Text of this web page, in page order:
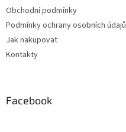
Obchodní podmínky
Podmínky ochrany osobních údajů
Jak nakupovat
Kontakty
Facebook